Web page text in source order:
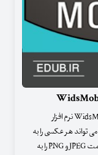
نرم افزار موزاییکی کردن عکس - WidsMob Montage v2.5.1 نرم افزار
موزاییکی کردن عکس نرم افزار WidsMob Montage می تواند هر عکسی را به
تصویر موزاییکی تبدیل کند. شما می توانید تصاویر با فرمت JPEG و PNG را به